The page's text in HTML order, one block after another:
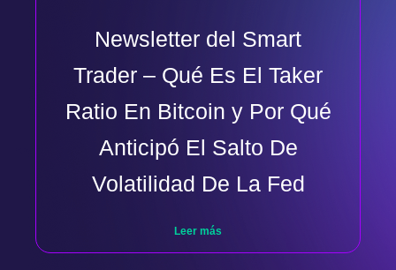
Newsletter del Smart
Trader – Qué Es El Taker
Ratio En Bitcoin y Por Qué
Anticipó El Salto De
Volatilidad De La Fed
Leer más